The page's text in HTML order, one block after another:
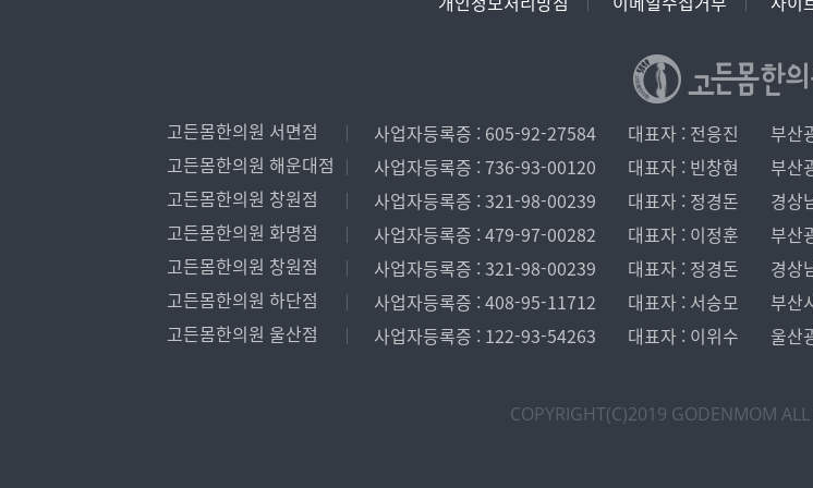
고든몸한의원 서면점 사업자등록증 : 605-92-27584 대표자 : 전응진
부산
고든몸한의원 해운대점
사업자등록증 : 736-93-00120 대표자 : 빈창현
부산
고든몸한의원 창원점
사업자등록증 : 321-98-00239 대표자 : 정경돈
경상
고든몸한의원 화명점
사업자등록증 : 479-97-00282 대표자 : 이정훈
부산
고든몸한의원 창원점
사업자등록증 : 321-98-00239 대표자 : 정경돈
경상
고든몸한의원 하단점
사업자등록증 : 408-95-11712 대표자 : 서승모
부산
고든몸한의원 울산점
사업자등록증 : 122-93-54263 대표자 : 이위수 울산
COPYRIGHT(C)2019 GODENMOM